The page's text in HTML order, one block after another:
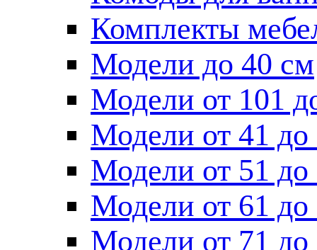
Комплекты
Модели до 40 см
Модели от 101
Модели от 41 до
Модели от 51 до
Модели от 61 до
Модели от 71 до